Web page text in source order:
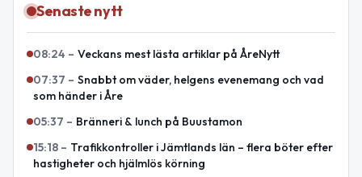
Senaste nytt
08:24 – Veckans mest lästa artiklar på ÅreNytt
07:37 – Snabbt om väder, helgens evenemang och vad
som händer i Åre
05:37 – Bränneri & lunch på Buustamon
15:18 – Trafikkontroller i Jämtlands län – flera böter efter
hastigheter och hjälmlös körning